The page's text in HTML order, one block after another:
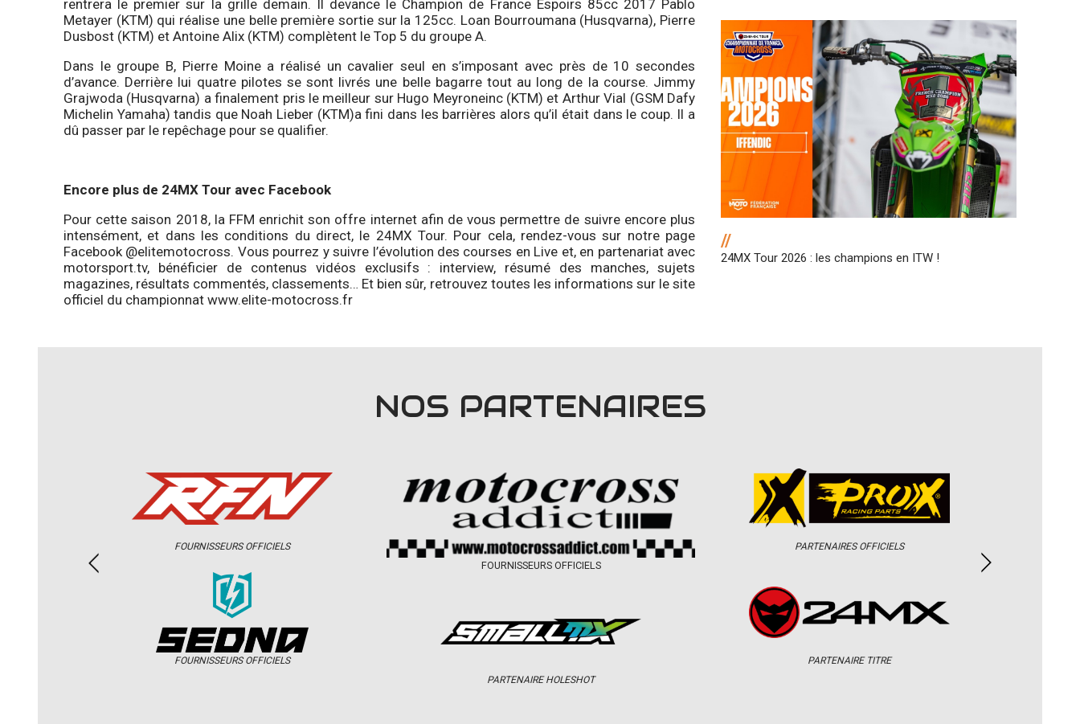
rentrera le premier sur la grille demain. Il devance le Champion de France Espoirs 85cc 2017 Pablo
Metayer (KTM) qui réalise une belle première sortie sur la 125cc. Loan Bourroumana (Husqvarna), Pierre
Dusbost (KTM) et Antoine Alix (KTM) complètent le Top 5 du groupe A.
Dans le groupe B, Pierre Moine a réalisé un cavalier seul en s’imposant avec près de 10 secondes
d’avance. Derrière lui quatre pilotes se sont livrés une belle bagarre tout au long de la course. Jimmy
Grajwoda (Husqvarna) a finalement pris le meilleur sur Hugo Meyroneinc (KTM) et Arthur Vial (GSM Dafy
Michelin Yamaha) tandis que Noah Lieber (KTM)a fini dans les barrières alors qu’il était dans le coup. Il a
dû passer par le repêchage pour se qualifier.
Encore plus de 24MX Tour avec Facebook
Pour cette saison 2018, la FFM enrichit son offre internet afin de vous permettre de suivre encore plus
intensément, et dans les conditions du direct, le 24MX Tour. Pour cela, rendez-vous sur notre page
Facebook @elitemotocross. Vous pourrez y suivre l’évolution des courses en Live et, en partenariat avec
motorsport.tv, bénéficier de contenus vidéos exclusifs : interview, résumé des manches, sujets
magazines, résultats commentés, classements… Et bien sûr, retrouvez toutes les informations sur le site
officiel du championnat www.elite-motocross.fr
//
24MX Tour 2026 : les champions en ITW !
NOS PARTENAIRES
FOURNISSEURS OFFICIELS
FOURNISSEURS OFFICIELS
FOURNISSEURS OFFICIELS
PARTENAIRE HOLESHOT
PARTENAIRES OFFICIELS
PARTENAIRE TITRE